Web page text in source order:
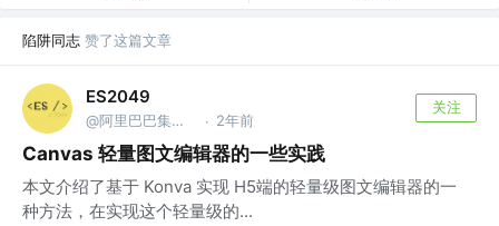
陷阱同志 赞了这篇文章
ES2049
@阿里巴巴集团安全部 · 2年前
关注
Canvas 轻量图文编辑器的一些实践
本文介绍了基于 Konva 实现 H5端的轻量级图文编辑器的一
种方法，在实现这个轻量级的...